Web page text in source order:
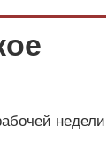
недели